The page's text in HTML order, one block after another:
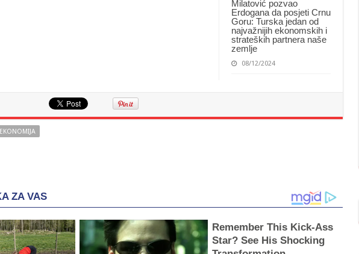
Milatović pozvao
Erdogana da posjeti Crnu
Goru: Turska jedan od
najvažnijih ekonomskih i
strateških partnera naše
zemlje
08/12/2024